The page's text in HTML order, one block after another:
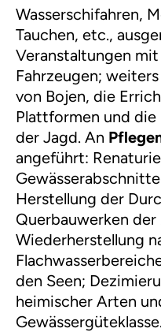
Wasserschifahren,
Tauchen, etc.,
Veranstaltungen
Fahrzeugen;
von Bojen, die
Plattformen und
der Jagd. An
angeführt:
Herstellung der
Querbauwerken
Wiederherstellung
den Seen;
heimischer Arten